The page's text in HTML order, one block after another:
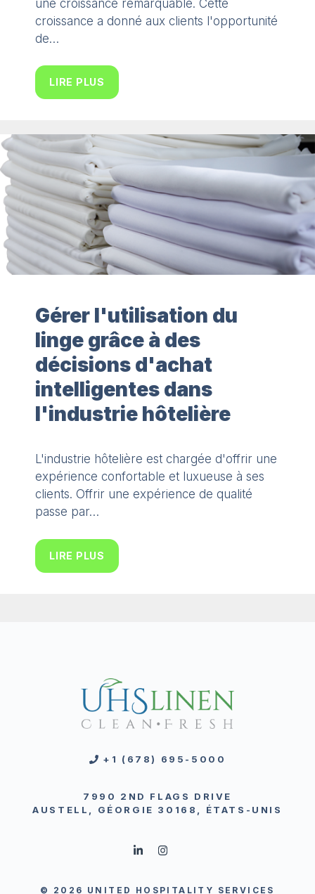
une croissance remarquable. Cette
croissance a donné aux clients l'opportunité
de…
LIRE PLUS
Gérer l'utilisation du
linge grâce à des
décisions d'achat
intelligentes dans
l'industrie hôtelière
L'industrie hôtelière est chargée d'offrir une
expérience confortable et luxueuse à ses
clients. Offrir une expérience de qualité
passe par…
LIRE PLUS
+1 (678) 695-5000
7990 2ND FLAGS DRIVE
AUSTELL, GÉORGIE 30168, ÉTATS-UNIS
© 2026 UNITED HOSPITALITY SERVICES